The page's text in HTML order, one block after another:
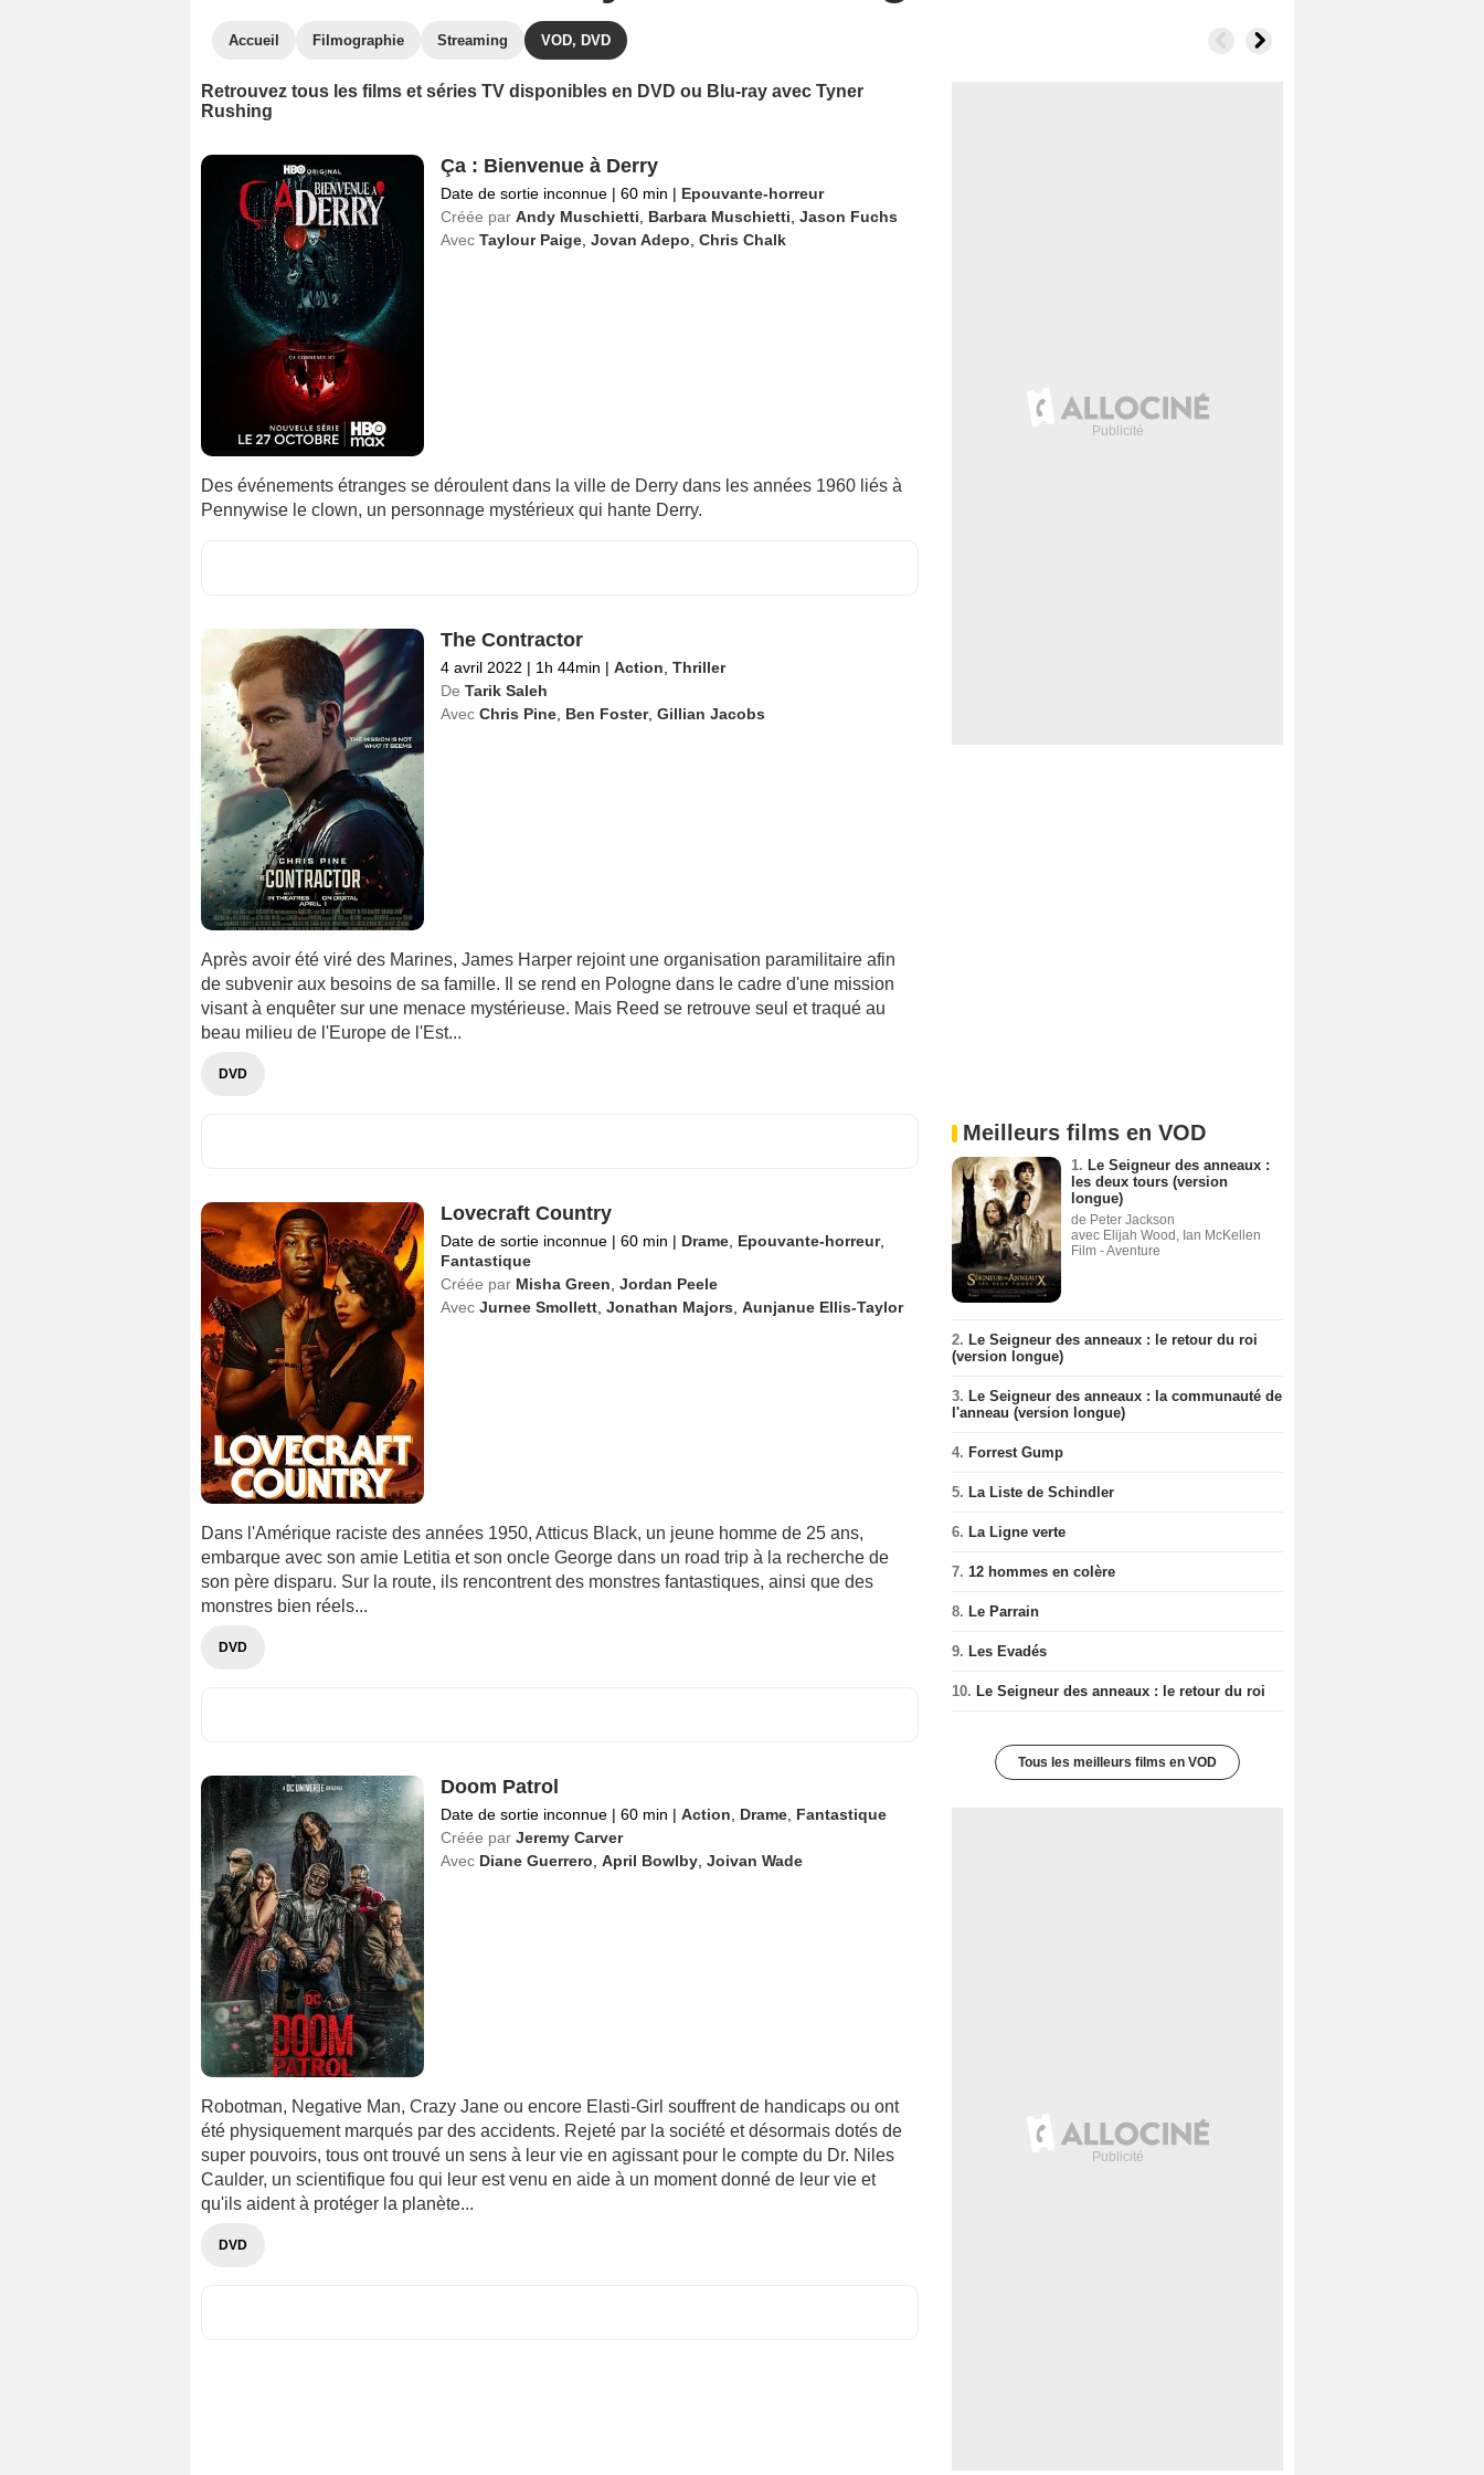
Accueil Filmographie Streaming VOD, DVD
Retrouvez tous les films et séries TV disponibles en DVD ou Blu-ray avec Tyner
Rushing
Ça : Bienvenue à Derry
Date de sortie inconnue | 60 min | Epouvante-horreur
Créée par Andy Muschietti Barbara Muschietti Jason Fuchs
Avec Taylour Paige, Jovan Adepo Chris Chalk
Des événements étranges se déroulent dans la ville de Derry dans les années 1960 liés à
Pennywise le clown, un personnage mystérieux qui hante Derry.
The Contractor
4 avril 2022 | 1h 44min | Action Thriller
De Tarik Saleh
Avec Chris Pine, Ben Foster, Gillian Jacobs
Après avoir été viré des Marines, James Harper rejoint une organisation paramilitaire afin
de subvenir aux besoins de sa famille. Il se rend en Pologne dans le cadre d'une mission
visant à enquêter sur une menace mystérieuse. Mais Reed se retrouve seul et traqué au
beau milieu de l'Europe de l'Est...
DVD
Lovecraft Country
Date de sortie inconnue | 60 min | Drame, Epouvante-horreur,
Fantastique
Créée par Misha Green Jordan Peele
Avec Jurnee Smollett, Jonathan Majors Aunjanue Ellis-Taylor
Dans l'Amérique raciste des années 1950, Atticus Black, un jeune homme de 25 ans,
embarque avec son amie Letitia et son oncle George dans un road trip à la recherche de
son père disparu. Sur la route, ils rencontrent des monstres fantastiques, ainsi que des
monstres bien réels...
DVD
Doom Patrol
Date de sortie inconnue | 60 min | Action Drame, Fantastique
Créée par Jeremy Carver
Avec Diane Guerrero April Bowlby, Joivan Wade
Robotman, Negative Man, Crazy Jane ou encore Elasti-Girl souffrent de handicaps ou ont
été physiquement marqués par des accidents. Rejeté par la société et désormais dotés de
super pouvoirs, tous ont trouvé un sens à leur vie en agissant pour le compte du Dr. Niles
Caulder, un scientifique fou qui leur est venu en aide à un moment donné de leur vie et
qu'ils aident à protéger la planète...
DVD
Meilleurs films en VOD
1. Le Seigneur des anneaux :
les deux tours (version
longue)
de Peter Jackson
avec Elijah Wood, Ian McKellen
Film - Aventure
2. Le Seigneur des anneaux : le retour du roi
(version longue)
3. Le Seigneur des anneaux : la communauté de
l'anneau (version longue)
4. Forrest Gump
5. La Liste de Schindler
6. La Ligne verte
7. 12 hommes en colère
8. Le Parrain
9. Les Evadés
10. Le Seigneur des anneaux : le retour du roi
Tous les meilleurs films en VOD